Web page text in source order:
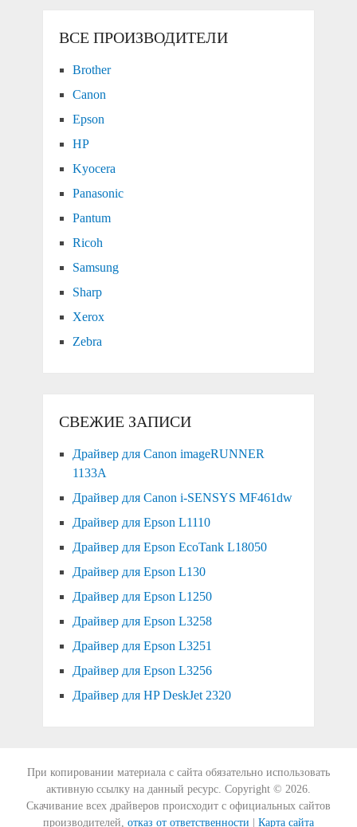
ВСЕ ПРОИЗВОДИТЕЛИ
Brother
Canon
Epson
HP
Kyocera
Panasonic
Pantum
Ricoh
Samsung
Sharp
Xerox
Zebra
СВЕЖИЕ ЗАПИСИ
Драйвер для Canon imageRUNNER
1133A
Драйвер для Canon i-SENSYS MF461dw
Драйвер для Epson L1110
Драйвер для Epson EcoTank L18050
Драйвер для Epson L130
Драйвер для Epson L1250
Драйвер для Epson L3258
Драйвер для Epson L3251
Драйвер для Epson L3256
Драйвер для HP DeskJet 2320
При копировании материала с сайта обязательно использовать
активную ссылку на данный ресурс. Copyright © 2026.
Скачивание всех драйверов происходит с официальных сайтов
производителей, отказ от ответственности | Карта сайта